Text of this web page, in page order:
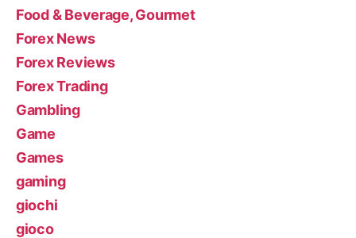
Food & Beverage, Gourmet
Forex News
Forex Reviews
Forex Trading
Gambling
Game
Games
gaming
giochi
gioco